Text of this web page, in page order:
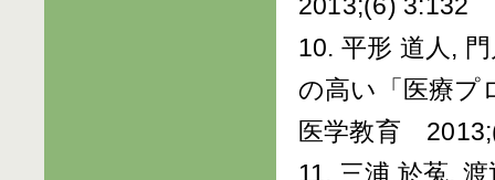
10. 平形 道人,
の高い「医療プ
医学教育
11. 三浦 於菟,